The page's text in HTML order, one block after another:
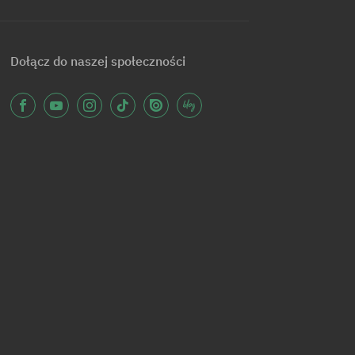
Dołącz do naszej społeczności